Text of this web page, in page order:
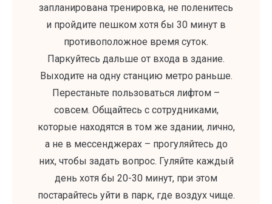
запланирована тренировка, не поленитесь
и пройдите пешком хотя бы 30 минут в
противоположное время суток.
Паркуйтесь дальше от входа в здание.
Выходите на одну станцию метро раньше.
Перестаньте пользоваться лифтом –
совсем. Общайтесь с сотрудниками,
которые находятся в том же здании, лично,
а не в мессенджерах – прогуляйтесь до
них, чтобы задать вопрос. Гуляйте каждый
день хотя бы 20-30 минут, при этом
постарайтесь уйти в парк, где воздух чище.